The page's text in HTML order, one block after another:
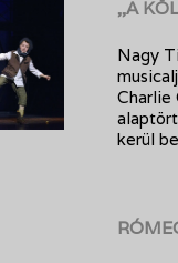
,,A
Nagy
Charlie
kerül